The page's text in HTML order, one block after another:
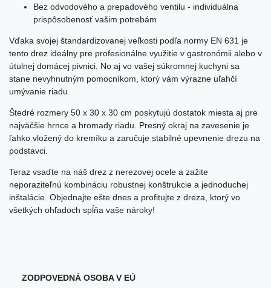
Bez odvodového a prepadového ventilu - individuálna
prispôsobenosť vašim potrebám
Vďaka svojej štandardizovanej veľkosti podľa normy EN 631 je
tento drez ideálny pre profesionálne využitie v gastronómii alebo v
útulnej domácej pivnici. No aj vo vašej súkromnej kuchyni sa
stane nevyhnutným pomocníkom, ktorý vám výrazne uľahčí
umývanie riadu.
Štedré rozmery 50 x 30 x 30 cm poskytujú dostatok miesta aj pre
najväčšie hrnce a hromady riadu. Presný okraj na zavesenie je
ľahko vložený do kremíku a zaručuje stabilné upevnenie drezu na
podstavci.
Teraz vsaďte na náš drez z nerezovej ocele a zažite
neporaziteľnú kombináciu robustnej konštrukcie a jednoduchej
inštalácie. Objednajte ešte dnes a profitujte z dreza, ktorý vo
všetkých ohľadoch spĺňa vaše nároky!
ZODPOVEDNÁ OSOBA V EÚ